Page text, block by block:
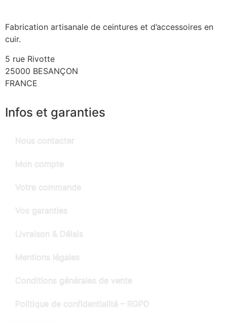
Fabrication artisanale de ceintures et d’accessoires en
cuir.
5 rue Rivotte
25000 BESANÇON
FRANCE
Infos et garanties
Nous contacter
Mon compte
Votre commande
Vos garanties
Livraison & Délais
Mentions légales
Conditions générales de vente
Politique de confidentialité – RGPD